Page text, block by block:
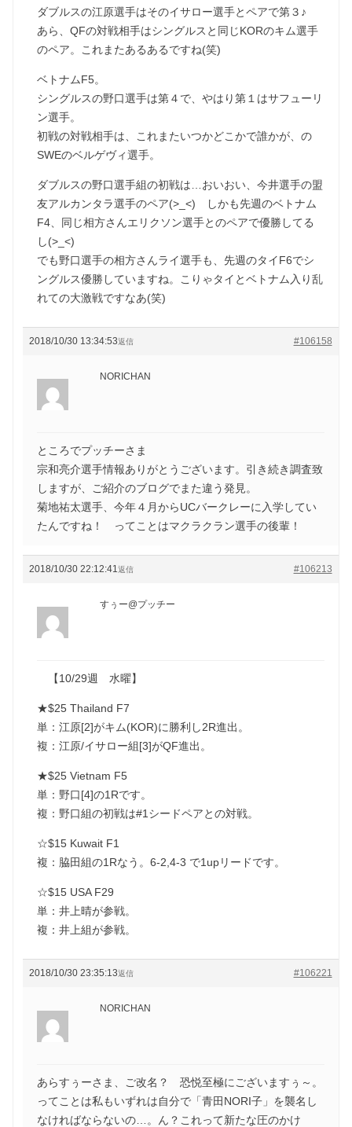
ダブルスの江原選手はそのイサロー選手とペアで第３♪
あら、QFの対戦相手はシングルスと同じKORのキム選手
のペア。これまたあるあるですね(笑)
ベトナムF5。
シングルスの野口選手は第４で、やはり第１はサフューリ
ン選手。
初戦の対戦相手は、これまたいつかどこかで誰かが、の
SWEのベルゲヴィ選手。
ダブルスの野口選手組の初戦は…おいおい、今井選手の盟
友アルカンタラ選手のペア(>_<) しかも先週のベトナム
F4、同じ相方さんエリクソン選手とのペアで優勝してる
し(>_<)
でも野口選手の相方さんライ選手も、先週のタイF6でシ
ングルス優勝していますね。こりゃタイとベトナム入り乱
れての大激戦ですなあ(笑)
2018/10/30 13:34:53 #106158
返信
NORICHAN
ところでプッチーさま
宗和亮介選手情報ありがとうございます。引き続き調査致
しますが、ご紹介のブログでまた違う発見。
菊地祐太選手、今年４月からUCバークレーに入学してい
たんですね！ ってことはマクラクラン選手の後輩！
2018/10/30 22:12:41 #106213
返信
すぅー@プッチー
【10/29週 水曜】
★$25 Thailand F7
単：江原[2]がキム(KOR)に勝利し2R進出。
複：江原/イサロー組[3]がQF進出。
★$25 Vietnam F5
単：野口[4]の1Rです。
複：野口組の初戦は#1シードペアとの対戦。
☆$15 Kuwait F1
複：脇田組の1Rなう。6-2,4-3 で1upリードです。
☆$15 USA F29
単：井上晴が参戦。
複：井上組が参戦。
2018/10/30 23:35:13 #106221
返信
NORICHAN
あらすぅーさま、ご改名？ 恐悦至極にございますぅ～。
ってことは私もいずれは自分で「青田NORI子」を襲名し
なければならないの…。ん？これって新たな圧のかけ